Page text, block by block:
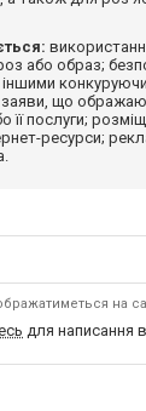
або образ;
іншими
заяви, що
її послуги;
ресурси;
на
для написання